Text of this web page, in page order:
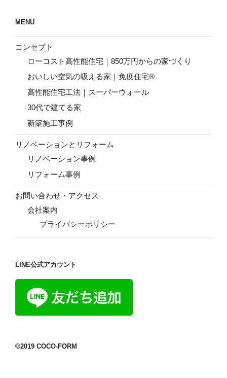
MENU
コンセプト
ローコスト高性能住宅｜850万円からの家づくり
おいしい空気の吸える家｜免疫住宅®
高性能住宅工法｜スーパーウォール
30代で建てる家
新築施工事例
リノベーションとリフォーム
リノベーション事例
リフォーム事例
お問い合わせ・アクセス
会社案内
プライバシーポリシー
LINE公式アカウント
©2019 COCO-FORM